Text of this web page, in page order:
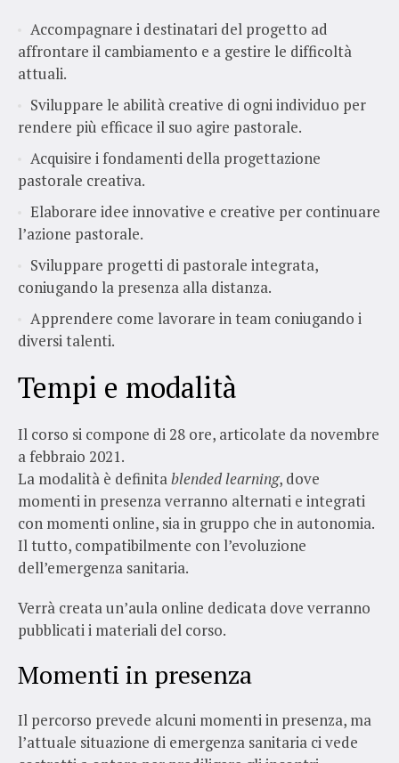
Accompagnare i destinatari del progetto ad
affrontare il cambiamento e a gestire le difficoltà
attuali.
Sviluppare le abilità creative di ogni individuo per
rendere più efficace il suo agire pastorale.
Acquisire i fondamenti della progettazione
pastorale creativa.
Elaborare idee innovative e creative per continuare
l’azione pastorale.
Sviluppare progetti di pastorale integrata,
coniugando la presenza alla distanza.
Apprendere come lavorare in team coniugando i
diversi talenti.
Tempi e modalità
Il corso si compone di 28 ore, articolate da novembre
a febbraio 2021.
La modalità è definitablended learning, dove
momenti in presenza verranno alternati e integrati
con momenti online, sia in gruppo che in autonomia.
Il tutto, compatibilmente con l’evoluzione
dell’emergenza sanitaria.
Verrà creata un’aula online dedicata dove verranno
pubblicati i materiali del corso.
Momenti in presenza
Il percorso prevede alcuni momenti in presenza, ma
l’attuale situazione di emergenza sanitaria ci vede